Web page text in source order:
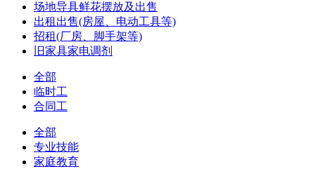
场地导具鲜花摆放及出售
出租出售(房屋、电动工具等)
招租(厂房、脚手架等)
旧家具家电调剂
全部
临时工
合同工
全部
专业技能
家庭教育